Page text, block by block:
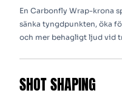
En Carbonfly Wrap-krona
sänka tyngdpunkten, öka
och mer behagligt ljud vid
SHOT SHAPING